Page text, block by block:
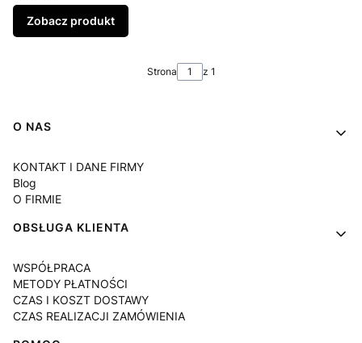
Zobacz produkt
Strona z 1
Linki w stopce
O NAS
KONTAKT I DANE FIRMY
Blog
O FIRMIE
OBSŁUGA KLIENTA
WSPÓŁPRACA
METODY PŁATNOŚCI
CZAS I KOSZT DOSTAWY
CZAS REALIZACJI ZAMÓWIENIA